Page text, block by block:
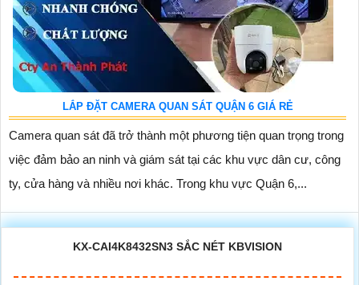
LẮP ĐẶT CAMERA QUAN SÁT QUẬN 6 GIÁ RẺ
Camera quan sát đã trở thành một phương tiện quan trọng trong
việc đảm bảo an ninh và giám sát tại các khu vực dân cư, công
ty, cửa hàng và nhiều nơi khác. Trong khu vực Quận 6,...
KX-CAI4K8432SN3 SẮC NÉT KBVISION